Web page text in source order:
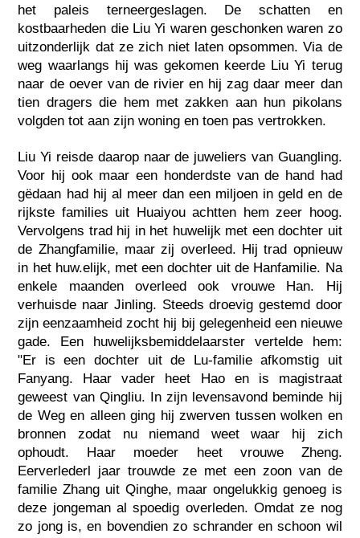
het paleis terneergeslagen. De schatten en
kostbaarheden die Liu Yi waren geschonken waren zo
uitzonderlijk dat ze zich niet laten opsommen. Via de
weg waarlangs hij was gekomen keerde Liu Yi terug
naar de oever van de rivier en hij zag daar meer dan
tien dragers die hem met zakken aan hun pikolans
volgden tot aan zijn woning en toen pas vertrokken.
Liu Yi reisde daarop naar de juweliers van Guangling.
Voor hij ook maar een honderdste van de hand had
gëdaan had hij al meer dan een miljoen in geld en de
rijkste families uit Huaiyou achtten hem zeer hoog.
Vervolgens trad hij in het huwelijk met een dochter uit
de Zhangfamilie, maar zij overleed. Hij trad opnieuw
in het huw.elijk, met een dochter uit de Hanfamilie. Na
enkele maanden overleed ook vrouwe Han. Hij
verhuisde naar Jinling. Steeds droevig gestemd door
zijn eenzaamheid zocht hij bij gelegenheid een nieuwe
gade. Een huwelijksbemiddelaarster vertelde hem:
"Er is een dochter uit de Lu-familie afkomstig uit
Fanyang. Haar vader heet Hao en is magistraat
geweest van Qingliu. In zijn levensavond beminde hij
de Weg en alleen ging hij zwerven tussen wolken en
bronnen zodat nu niemand weet waar hij zich
ophoudt. Haar moeder heet vrouwe Zheng.
Eerverlederl jaar trouwde ze met een zoon van de
familie Zhang uit Qinghe, maar ongelukkig genoeg is
deze jongeman al spoedig overleden. Omdat ze nog
zo jong is, en bovendien zo schrander en schoon wil